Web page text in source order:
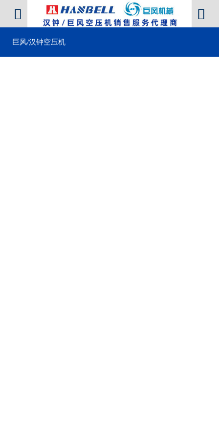


巨风/汉钟空压机